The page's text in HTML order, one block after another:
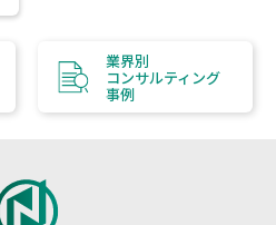
業界別
コンサルティング
事例